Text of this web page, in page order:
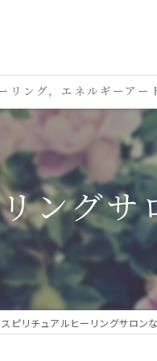
リング，エネルギーアー
ング
ピリチュアルヒーリングサロ